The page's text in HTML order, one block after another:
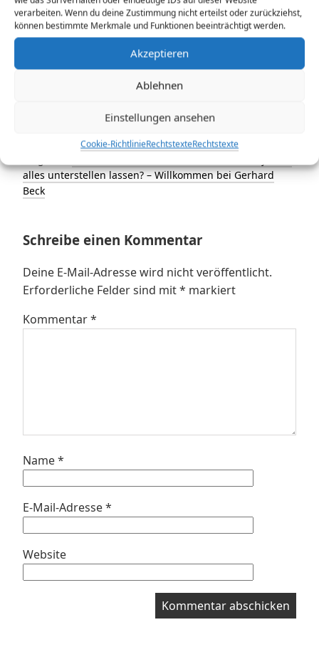
verarbeiten. Wenn du deine Zustimmung nicht erteilst oder zurückziehst,
können bestimmte Merkmale und Funktionen beeinträchtigt werden.
Akzeptieren
Ablehnen
Einstellungen ansehen
Cookie-RichtlinieRechtstexteRechtstexte
gerhardbeck.de“
ChatGPT über gerhardbeck.de 2: Wir sind eine
Webseite mit Porno-Chat – Willkommen bei Gerhard
alles unterstellen lassen? – Willkommen bei Gerhard
Beck
Schreibe einen Kommentar
Deine E-Mail-Adresse wird nicht veröffentlicht.
Erforderliche Felder sind mit* markiert
Kommentar*
Name*
E-Mail-Adresse*
Website